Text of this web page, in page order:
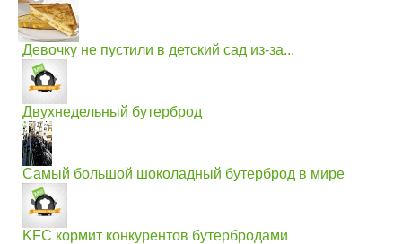
Девочку не пустили в детский сад из-за...
Двухнедельный бутерброд
Самый большой шоколадный бутерброд в мире
KFC кормит конкурентов бутербродами